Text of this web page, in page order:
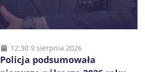
12:30 9 sierpnia 2026
Policja podsumowała